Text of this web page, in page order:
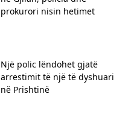
prokurori nisin hetimet
Një polic lëndohet gjatë
arrestimit të një të dyshuari
në Prishtinë